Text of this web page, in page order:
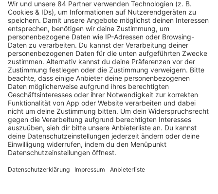
PODCAST-GÄSTE: MEHR NEWS
HOME
RADIOS
barba radio
Lagerfeuer
Füße hoch
Schmusekatze
Song Contest
Mädelsabend